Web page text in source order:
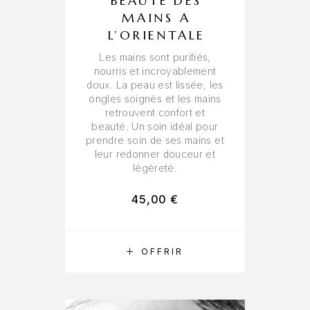
RÉSERVER
OFFRIR
MAINS A
L’ORIENTALE
Les mains sont purifiés,
nourris et incroyablement
doux. La peau est lissée, les
ongles soignés et les mains
retrouvent confort et
beauté. Un soin idéal pour
prendre soin de ses mains et
leur redonner douceur et
légèreté.
45,00 €
Nécessaire
du site web.
Statistiques